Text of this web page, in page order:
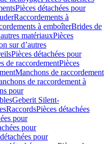
Pièces détachées pour
Raccordements à
à emboîterBrides de
matériauxPièces
sur d’autres
Pièces détachées pour
de raccordementPièces
Manchons de raccordement
de raccordement à
pour
Geberit Silent-
RaccordsPièces détachées
pour
pour
pour